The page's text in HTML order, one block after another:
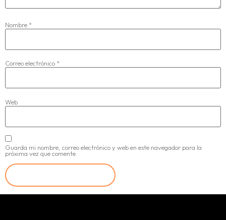
Nombre *
Correo electrónico *
Web
Guarda mi nombre, correo electrónico y web en este navegador para la
próxima vez que comente.